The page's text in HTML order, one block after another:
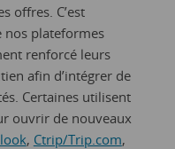
offres. C’est
plateformes
renforcé leurs
afin d’intégrer de
Certaines utilisent
ouvrir de nouveaux
, Ctrip/Trip.com,